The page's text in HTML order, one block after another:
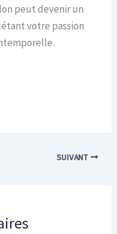
peut devenir un
votre passion
SUIVANT